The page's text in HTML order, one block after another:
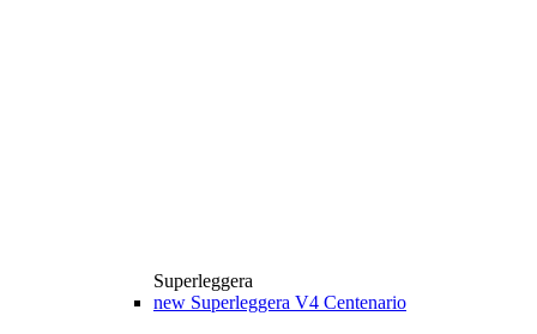
Superleggera
new Superleggera V4 Centenario